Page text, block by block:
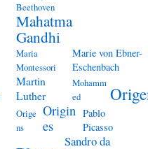
Beethoven
Mahatma
Gandhi
Maria
Montessori
Marie von Ebner-
Eschenbach
Martin
Luther
Mohamm
ed
Orige
ns
Origin
es
Pablo
Picasso
Sandro da